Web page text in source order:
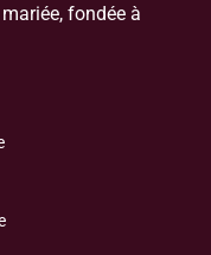
fondée à